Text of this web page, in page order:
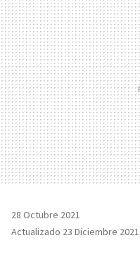
28 Octubre 2021
Actualizado 23 Diciembre